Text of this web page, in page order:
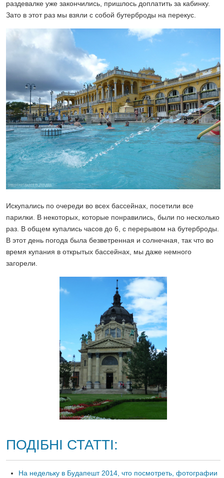
раздевалке уже закончились, пришлось доплатить за кабинку.
Зато в этот раз мы взяли с собой бутерброды на перекус.
Искупались по очереди во всех бассейнах, посетили все
парилки. В некоторых, которые понравились, были по несколько
раз. В общем купались часов до 6, с перерывом на бутерброды.
В этот день погода была безветренная и солнечная, так что во
время купания в открытых бассейнах, мы даже немного
загорели.
ПОДІБНІ СТАТТІ:
На недельку в Будапешт 2014, что посмотреть, фотографии